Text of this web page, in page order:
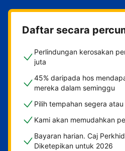
Daftar secara
Perlindungan kerosakan
juta
45% daripada hos
mereka dalam seminggu
Pilih tempahan segera
Kami akan memudahkan
Bayaran harian. Caj
Diketepikan untuk 2026